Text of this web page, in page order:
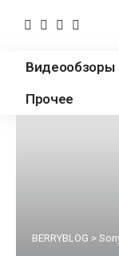
Видеообзоры
Прочее
BERRYBLOG >